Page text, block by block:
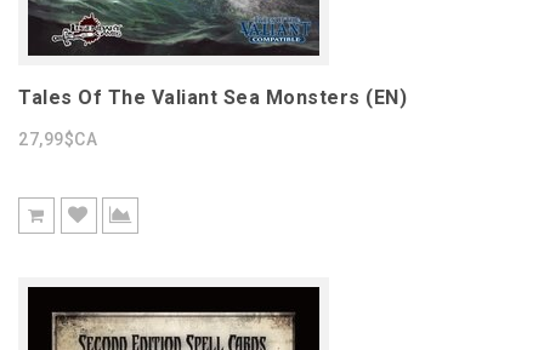
Tales Of The Valiant Sea Monsters (EN)
27,99$CA